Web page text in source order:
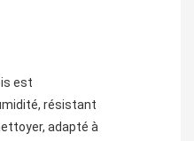
est
résistant
adapté à